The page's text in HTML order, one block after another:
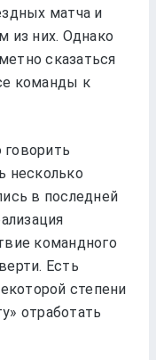
матча и
из них. Однако
сказаться
команды к
несколько
в последней
командного
Есть
степени
отработать